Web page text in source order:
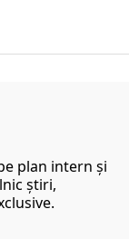
plan intern şi
ştiri,